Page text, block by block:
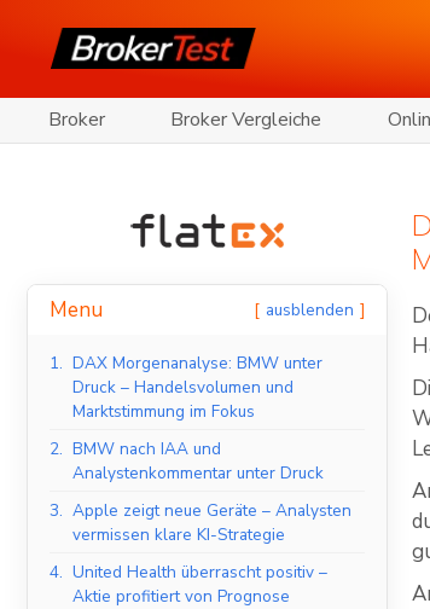
Broker Broker Vergleiche
Menu ausblenden
1. DAX Morgenanalyse: BMW unter
Druck – Handelsvolumen und
Marktstimmung im Fokus
2. BMW nach IAA und
Analystenkommentar unter Druck
3. Apple zeigt neue Geräte – Analysten
vermissen klare KI-Strategie
4. United Health überrascht positiv –
Aktie profitiert von Prognose